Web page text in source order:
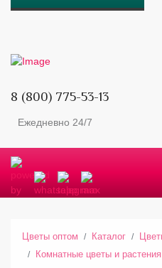
8 (800) 775-53-13
Ежедневно 24/7
Цветы оптом Каталог
Комнатные цветы и растения